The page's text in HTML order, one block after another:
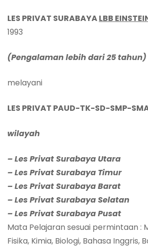
LES PRIVAT SURABAYALBB
1993
(Pengalaman lebih dari 25 tahun)
melayani
LES PRIVAT PAUD-TK-SD-SMP-
wilayah
– Les Privat Surabaya Utara
– Les Privat Surabaya Timur
– Les Privat Surabaya Barat
– Les Privat Surabaya Selatan
– Les Privat Surabaya Pusat
Mata Pelajaran sesuai permintaan :
Fisika, Kimia, Biologi, Bahasa Inggris,